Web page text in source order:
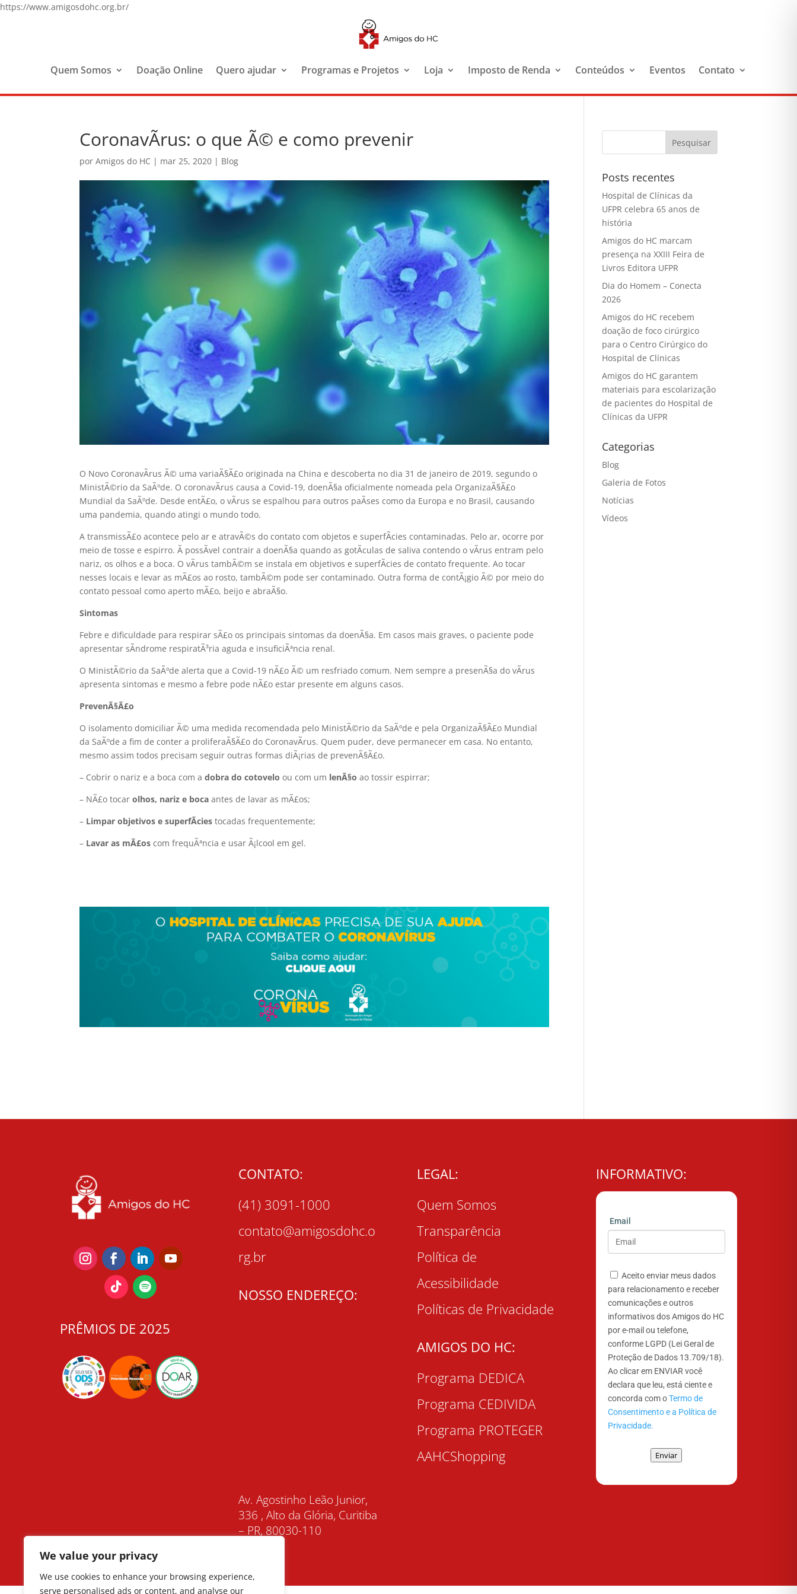
We value your privacy
We use cookies to enhance your browsing experience,
serve personalised ads or content, and analyse our
https://www.amigosdohc.org.br/
Quem Somos Doação Online Quero ajudar Programas e Projetos Loja Imposto de Renda Conteúdos Eventos Contato
CoronavÃ­rus: o que Ã© e como prevenir
porAmigos do HC | mar 25, 2020 | Blog
O Novo CoronavÃ­rus Ã© uma variaÃ§Ã£o originada na China e descoberta no dia 31 de janeiro de 2019, segundo o
MinistÃ©rio da SaÃºde. O coronavÃ­rus causa a Covid-19, doenÃ§a oficialmente nomeada pela OrganizaÃ§Ã£o
Mundial da SaÃºde. Desde entÃ£o, o vÃ­rus se espalhou para outros paÃ­ses como da Europa e no Brasil, causando
uma pandemia, quando atingi o mundo todo.
A transmissÃ£o acontece pelo ar e atravÃ©s do contato com objetos e superfÃ­cies contaminadas. Pelo ar, ocorre por
meio de tosse e espirro. Ã possÃ­vel contrair a doenÃ§a quando as gotÃ­culas de saliva contendo o vÃ­rus entram pelo
nariz, os olhos e a boca. O vÃ­rus tambÃ©m se instala em objetivos e superfÃ­cies de contato frequente. Ao tocar
nesses locais e levar as mÃ£os ao rosto, tambÃ©m pode ser contaminado. Outra forma de contÃ¡gio Ã© por meio do
contato pessoal como aperto mÃ£o, beijo e abraÃ§o.
Sintomas
Febre e dificuldade para respirar sÃ£o os principais sintomas da doenÃ§a. Em casos mais graves, o paciente pode
apresentar sÃ­ndrome respiratÃ³ria aguda e insuficiÃªncia renal.
O MinistÃ©rio da SaÃºde alerta que a Covid-19 nÃ£o Ã© um resfriado comum. Nem sempre a presenÃ§a do vÃ­rus
apresenta sintomas e mesmo a febre pode nÃ£o estar presente em alguns casos.
PrevenÃ§Ã£o
O isolamento domiciliar Ã© uma medida recomendada pelo MinistÃ©rio da SaÃºde e pela OrganizaÃ§Ã£o Mundial
da SaÃºde a fim de conter a proliferaÃ§Ã£o do CoronavÃ­rus. Quem puder, deve permanecer em casa. No entanto,
mesmo assim todos precisam seguir outras formas diÃ¡rias de prevenÃ§Ã£o.
– Cobrir o nariz e a boca com adobra do cotovelo ou com um lenÃ§o ao tossir espirrar;
– NÃ£o tocarolhos, nariz e boca antes de lavar as mÃ£os;
– Limpar objetivos e superfÃ­cies tocadas frequentemente;
– Lavar as mÃ£os com frequÃªncia e usar Ã¡lcool em gel.
Posts recentes
Hospital de Clínicas da
UFPR celebra 65 anos de
história
Amigos do HC marcam
presença na XXIII Feira de
Livros Editora UFPR
Dia do Homem – Conecta
2026
Amigos do HC recebem
doação de foco cirúrgico
para o Centro Cirúrgico do
Hospital de Clínicas
Amigos do HC garantem
materiais para escolarização
de pacientes do Hospital de
Clínicas da UFPR
Categorias
Blog
Galeria de Fotos
Notícias
Vídeos
PRÊMIOS DE 2025
CONTATO:
(41) 3091-1000
contato@amigosdohc.o
rg.br
NOSSO ENDEREÇO:
Av. Agostinho Leão Junior,
336 , Alto da Glória, Curitiba
– PR, 80030-110
LEGAL:
Quem Somos
Transparência
Política de
Acessibilidade
Políticas de Privacidade
AMIGOS DO HC:
Programa DEDICA
Programa CEDIVIDA
Programa PROTEGER
AAHCShopping
INFORMATIVO:
Email
Aceito enviar meus dados
para relacionamento e receber
comunicações e outros
informativos dos Amigos do HC
por e-mail ou telefone,
conforme LGPD (Lei Geral de
Proteção de Dados 13.709/18).
Ao clicar em ENVIAR você
declara que leu, está ciente e
concorda com oTermo de
Consentimento e a Política de
Privacidade.
Enviar